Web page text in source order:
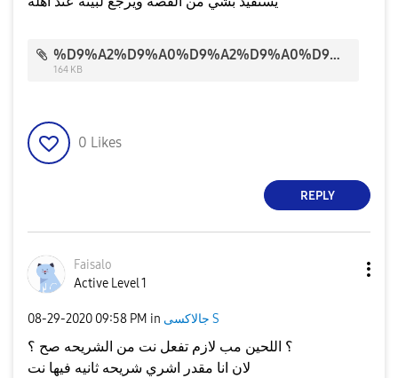
%D9%A2%D9%A0%D9%A2%D9%A0%D9%A0%D9%A8%D9%A2%D9%A9_%D9%A2%D9%A1%D9%A0%D9%A8%D9%A0%D9%A2.jpg
164 KB
0 Likes
REPLY
Faisalo
Active Level 1
‎08-29-2020 09:58 PM in جالاكسى S
؟ اللحين مب لازم تفعل نت من الشريحه صح ؟
لان انا مقدر اشري شريحه ثانيه فيها نت